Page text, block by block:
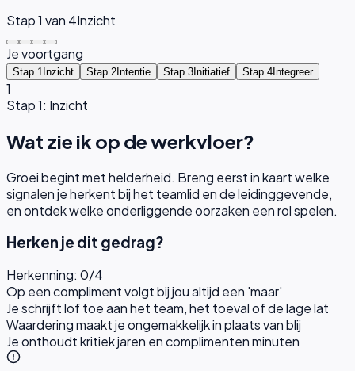
Stap1 van 4Inzicht
Je voortgang
Stap 1 Inzicht Stap 2Intentie Stap 3Initiatief Stap 4Integreer
1
Stap 1: Inzicht
Wat zie ik op de werkvloer?
Groei begint met helderheid. Breng eerst in kaart welke
signalen je herkent bij het teamlid en de leidinggevende,
en ontdek welke onderliggende oorzaken een rol spelen.
Herken je dit gedrag?
Herkenning: 0/4
Op een compliment volgt bij jou altijd een 'maar'
Je schrijft lof toe aan het team, het toeval of de lage lat
Waardering maakt je ongemakkelijk in plaats van blij
Je onthoudt kritiek jaren en complimenten minuten